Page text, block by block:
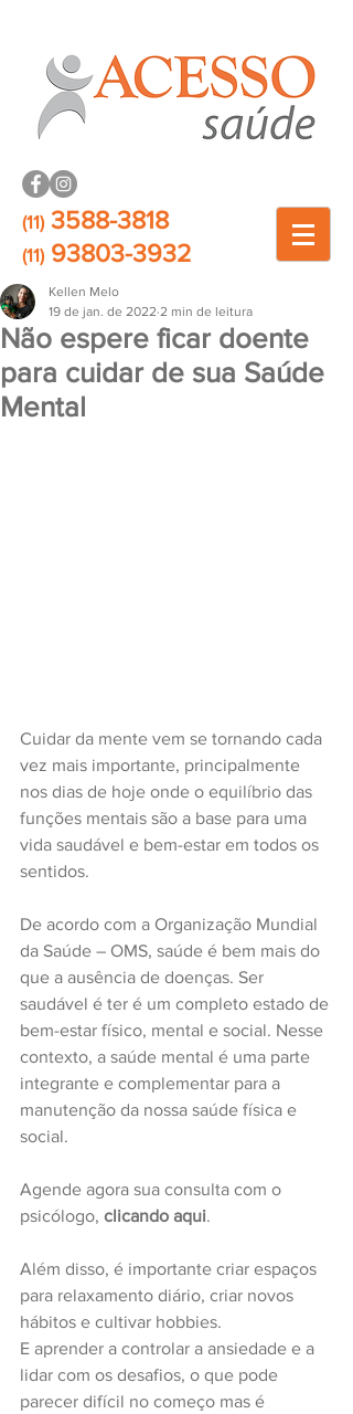
(11)3588-3818
(11)93803-3932
Não espere ficar doente
para cuidar de sua Saúde
Mental
Kellen Melo
19 de jan. de 2022 2 min de leitura
Cuidar da mente vem se tornando cada
vez mais importante, principalmente
nos dias de hoje onde o equilíbrio das
funções mentais são a base para uma
vida saudável e bem-estar em todos os
sentidos.
De acordo com a Organização Mundial
da Saúde – OMS, saúde é bem mais do
que a ausência de doenças. Ser
saudável é ter é um completo estado de
bem-estar físico, mental e social. Nesse
contexto, a saúde mental é uma parte
integrante e complementar para a
manutenção da nossa saúde física e
social.
Agende agora sua consulta com o
psicólogo, clicando aqui.
Além disso, é importante criar espaços
para relaxamento diário, criar novos
hábitos e cultivar hobbies.
E aprender a controlar a ansiedade e a
lidar com os desafios, o que pode
parecer difícil no começo mas é